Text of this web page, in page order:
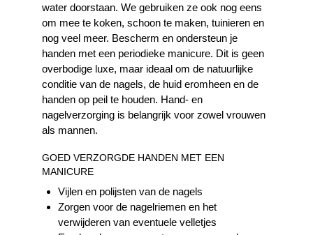
water doorstaan. We gebruiken ze ook nog eens
om mee te koken, schoon te maken, tuinieren en
nog veel meer. Bescherm en ondersteun je
handen met een periodieke manicure. Dit is geen
overbodige luxe, maar ideaal om de natuurlijke
conditie van de nagels, de huid eromheen en de
handen op peil te houden. Hand- en
nagelverzorging is belangrijk voor zowel vrouwen
als mannen.
GOED VERZORGDE HANDEN MET EEN
MANICURE
Vijlen en polijsten van de nagels
Zorgen voor de nagelriemen en het
verwijderen van eventuele velletjes